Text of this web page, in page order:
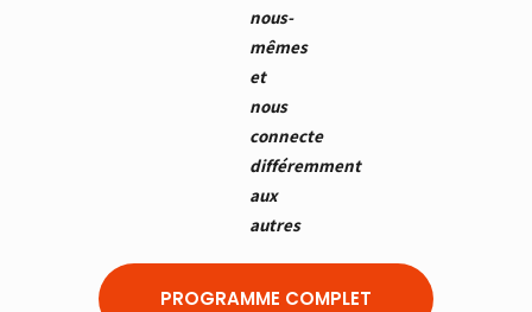
nous-
mêmes
et
nous
connecte
différemment
aux
autres
PROGRAMME COMPLET